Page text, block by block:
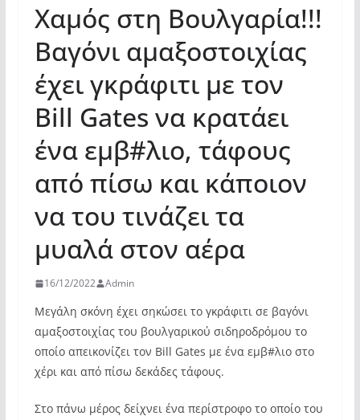
Χαμός στη Βουλγαρία!!!
Βαγόνι αμαξοστοιχίας
έχει γκράφιτι με τον
Bill Gates να κρατάει
ένα εμβ#λιο, τάφους
από πίσω και κάποιον
να του τινάζει τα
μυαλά στον αέρα
16/12/2022 Admin
Μεγάλη σκόνη έχει σηκώσει το γκράφιτι σε βαγόνι
αμαξοστοιχίας του βουλγαρικού σιδηροδρόμου το
οποίο απεικονίζει τον Bill Gates με ένα εμβ#λιο στο
χέρι και από πίσω δεκάδες τάφους.
Στο πάνω μέρος δείχνει ένα περίστροφο το οποίο του